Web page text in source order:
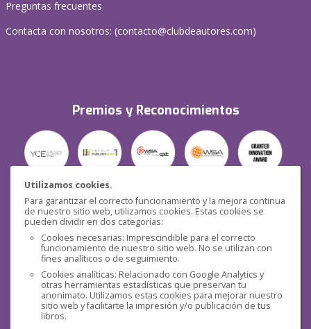
Utilizamos cookies.
Para garantizar el correcto funcionamiento y la mejora continua
de nuestro sitio web, utilizamos cookies. Estas cookies se
pueden dividir en dos categorías:
Cookies necesarias: Imprescindible para el correcto
funcionamiento de nuestro sitio web. No se utilizan con
fines analíticos o de seguimiento.
Cookies analíticas: Relacionado con Google Analytics y
otras herramientas estadísticas que preservan tu
anonimato. Utilizamos estas cookies para mejorar nuestro
sitio web y facilitarte la impresión y/o publicación de tus
libros.
Preguntas frecuentes
Contacta con nosotros: (contacto@clubdeautores.com)
Premios y Reconocimientos
Seguridad
Redes sociales